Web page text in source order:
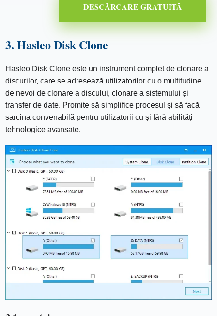
DESCĂRCARE GRATUITĂ
3. Hasleo Disk Clone
Hasleo Disk Clone este un instrument complet de clonare a
discurilor, care se adresează utilizatorilor cu o multitudine
de nevoi de clonare a discului, clonare a sistemului și
transfer de date. Promite să simplifice procesul și să facă
sarcina convenabilă pentru utilizatorii cu și fără abilități
tehnologice avansate.